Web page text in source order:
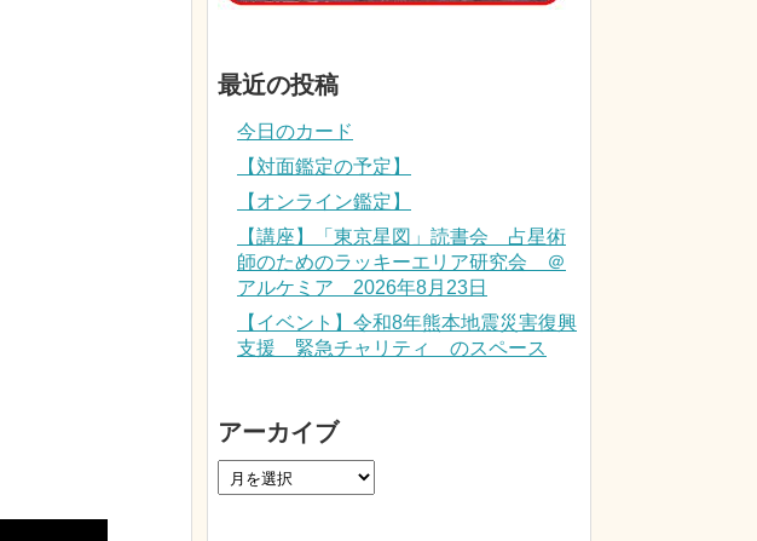
最近の投稿
今日のカード
【対面鑑定の予定】
【オンライン鑑定】
【講座】「東京星図」読書会 占星術
師のためのラッキーエリア研究会 ＠
アルケミア 2026年8月23日
【イベント】令和8年熊本地震災害復興
支援 緊急チャリティ のスペース
アーカイブ